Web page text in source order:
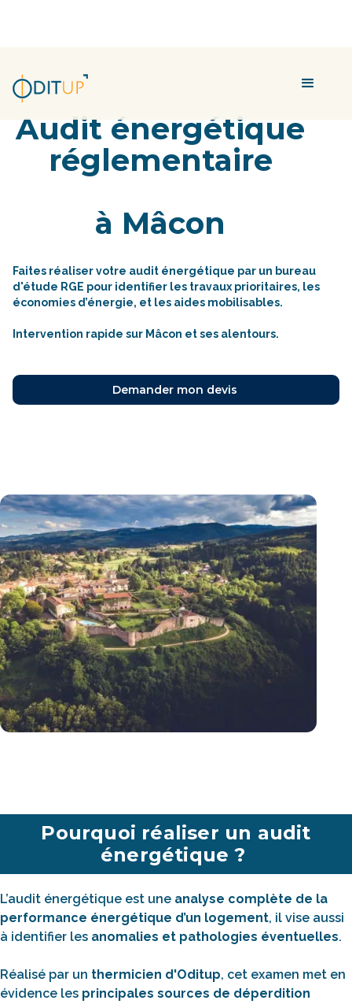
Audit énergétique
réglementaire
à Mâcon
Faites réaliser votre audit énergétique par un bureau
d'étude RGE pour identifier les travaux prioritaires, les
économies d’énergie, et les aides mobilisables.
Intervention rapide sur Mâcon et ses alentours.
Pourquoi réaliser un audit
énergétique ?
L’audit énergétique est une analyse complète de la
performance énergétique d’un logement, il vise aussi
à identifier les anomalies et pathologies éventuelles.
Réalisé par un thermicien d'Oditup, cet examen met en
évidence les principales sources de déperdition